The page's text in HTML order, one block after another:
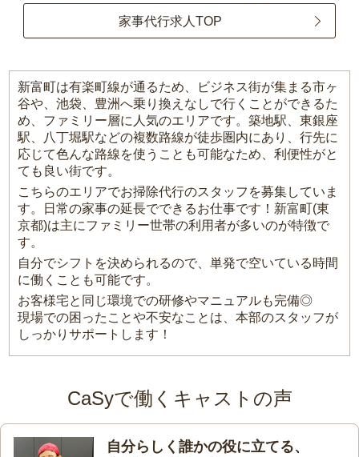
家事代行求人TOP
新富町は有楽町線が通るため、ビジネス街が集まる市ヶ
谷や、池袋、豊洲へ乗り換えなしで行くことができるた
め、ファミリー層に人気のエリアです。築地駅、東銀座
駅、八丁堀駅などの複数路線が徒歩圏内にあり、行先に
応じて色んな路線を使うことも可能なため、利便性がと
ても良い街です。
こちらのエリアでお掃除代行のスタッフを募集していま
す。日常の家事の延長でできるお仕事です！新富町(東
京都)は主にファミリー世帯の利用者が多いのが特徴で
す。
自分でシフトを決められるので、単発で空いている時間
に働くことも可能です。
お客様宅と同じ環境での研修やマニュアルも完備◎
現場での困ったことや不安なことは、本部のスタッフが
しっかりサポートします！
CaSyで働くキャストの声
自分らしく誰かの役に立てる、